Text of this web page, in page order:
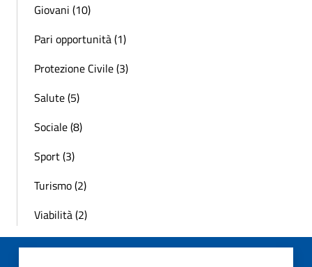
Giovani (10)
Pari opportunità (1)
Protezione Civile (3)
Salute (5)
Sociale (8)
Sport (3)
Turismo (2)
Viabilità (2)